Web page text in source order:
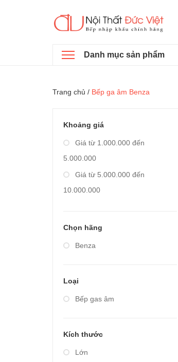
Danh mục sản phẩm
Trang chủ / Bếp ga âm Benza
Khoảng giá
Giá từ 1.000.000 đến
5.000.000
Giá từ 5.000.000 đến
10.000.000
Chọn hãng
Benza
Loại
Bếp gas âm
Kích thước
Lớn